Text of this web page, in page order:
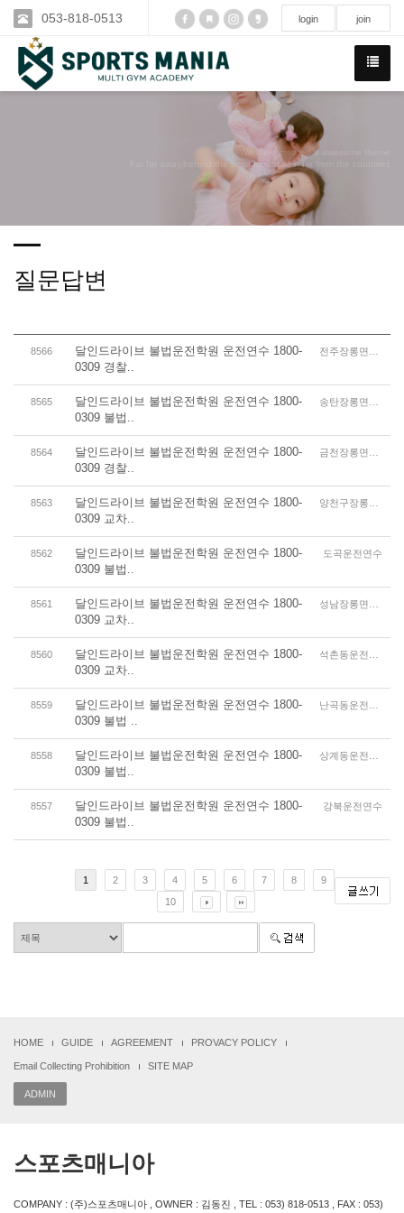
053-818-0513 login join
We have created a awesome theme
Far far away,behind the word mountains, far from the countries
질문답변
8566
달인드라이브 불법운전학원 운전연수 1800-
0309 경찰..
8565
달인드라이브 불법운전학원 운전연수 1800-
0309 불법..
8564
달인드라이브 불법운전학원 운전연수 1800-
0309 경찰..
8563
달인드라이브 불법운전학원 운전연수 1800-
0309 교차..
8562
달인드라이브 불법운전학원 운전연수 1800-
0309 불법..
도곡운전연수
8561
달인드라이브 불법운전학원 운전연수 1800-
0309 교차..
8560
달인드라이브 불법운전학원 운전연수 1800-
0309 교차..
8559
달인드라이브 불법운전학원 운전연수 1800-
0309 불법 ..
8558
달인드라이브 불법운전학원 운전연수 1800-
0309 불법..
8557
달인드라이브 불법운전학원 운전연수 1800-
0309 불법..
강북운전연수
1 2 3 4 5 6 7 8
9
10
HOME GUIDE AGREEMENT PROVACY POLICY
Email Collecting Prohibition SITE MAP
ADMIN
스포츠매니아
COMPANY : (주)스포츠매니아 , OWNER : 김동진 , TEL : 053) 818-0513 , FAX : 053)